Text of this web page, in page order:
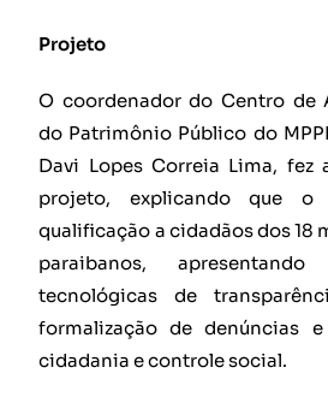
Projeto
O coordenador do Centro de
do Patrimônio Público do
Davi Lopes Correia Lima, fez
projeto, explicando que
qualificação a cidadãos dos 18
paraibanos,
tecnológicas de
formalização de denúncias
cidadania e controle social.